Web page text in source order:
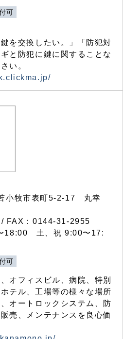
可
を交換したい。」「防犯対
と防犯に鍵に関することな
い。
小牧市表町5-2-17 丸幸
FAX：0144-31-2955
18:00 土、祝 9:00〜17:
可
オフィスビル、病院、特別
テル、工場等の様々な場所
オートロックシステム、防
売、メンテナンスを良心価